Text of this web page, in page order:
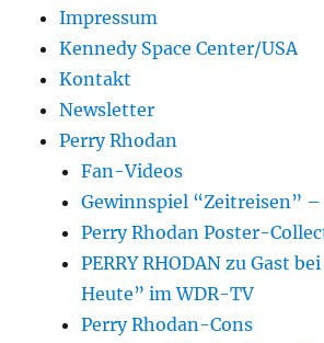
Impressum
Kennedy Space Center/USA
Kontakt
Newsletter
Perry Rhodan
Fan-Videos
Gewinnspiel “Zeitreisen” –
Perry Rhodan Poster-
PERRY RHODAN zu Gast
Heute” im WDR-TV
Perry Rhodan-Cons